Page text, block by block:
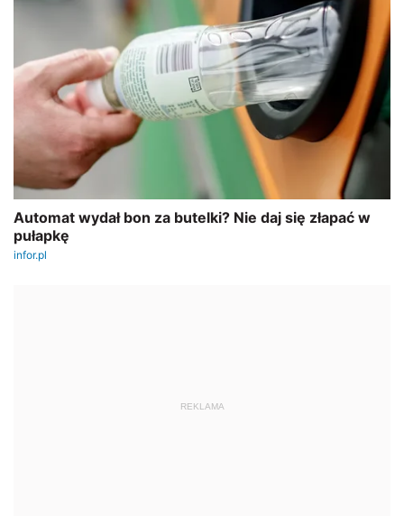
REKLAMA